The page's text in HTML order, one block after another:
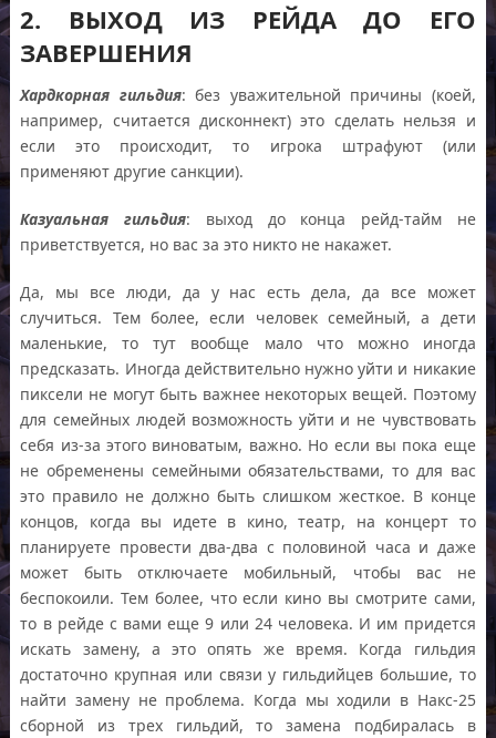
2. ВЫХОД ИЗ РЕЙДА ДО ЕГО
ЗАВЕРШЕНИЯ
Хардкорная гильдия: без уважительной причины (коей,
например, считается дисконнект) это сделать нельзя и
если это происходит, то игрока штрафуют (или
применяют другие санкции).
Казуальная гильдия: выход до конца рейд-тайм не
приветствуется, но вас за это никто не накажет.
Да, мы все люди, да у нас есть дела, да все может
случиться. Тем более, если человек семейный, а дети
маленькие, то тут вообще мало что можно иногда
предсказать. Иногда действительно нужно уйти и никакие
пиксели не могут быть важнее некоторых вещей. Поэтому
для семейных людей возможность уйти и не чувствовать
себя из-за этого виноватым, важно. Но если вы пока еще
не обременены семейными обязательствами, то для вас
это правило не должно быть слишком жесткое. В конце
концов, когда вы идете в кино, театр, на концерт то
планируете провести два-два с половиной часа и даже
может быть отключаете мобильный, чтобы вас не
беспокоили. Тем более, что если кино вы смотрите сами,
то в рейде с вами еще 9 или 24 человека. И им придется
искать замену, а это опять же время. Когда гильдия
достаточно крупная или связи у гильдийцев большие, то
найти замену не проблема. Когда мы ходили в Накс-25
сборной из трех гильдий, то замена подбиралась в